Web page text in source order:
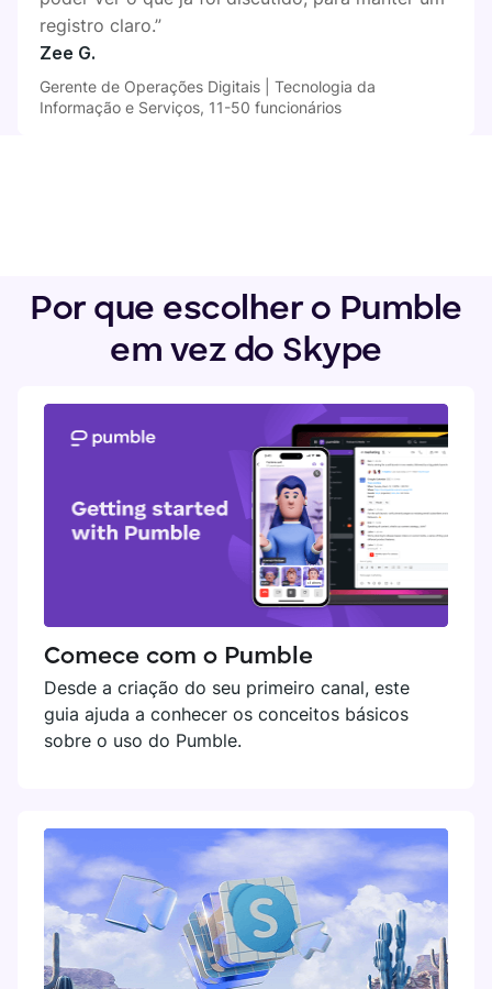
registro claro.”
Zee G.
Gerente de Operações Digitais | Tecnologia da
Informação e Serviços, 11-50 funcionários
Por que escolher o Pumble
em vez do Skype
Comece com o Pumble
Desde a criação do seu primeiro canal, este
guia ajuda a conhecer os conceitos básicos
sobre o uso do Pumble.